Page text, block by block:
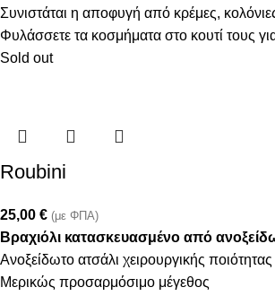
Συνιστάται η αποφυγή από κρέμες,
Φυλάσσετε τα κοσμήματα στο κουτί τους
Sold out
Roubini
25,00 € (με ΦΠΑ)
Βραχιόλι κατασκευασμένο από
Ανοξείδωτο ατσάλι χειρουργικής ποιότητας
Μερικώς προσαρμόσιμο μέγεθος